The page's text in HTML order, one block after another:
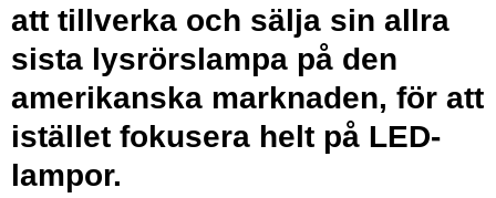
att tillverka och sälja sin allra
sista lysrörslampa på den
amerikanska marknaden, för att
istället fokusera helt på LED-
lampor.